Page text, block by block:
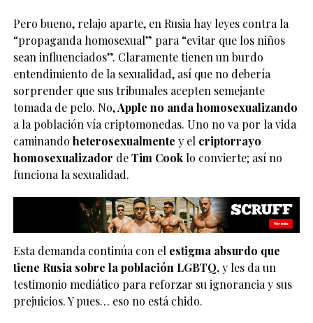
Pero bueno, relajo aparte, en Rusia hay leyes contra la
“propaganda homosexual” para “evitar que los niños
sean influenciados”. Claramente tienen un burdo
entendimiento de la sexualidad, así que no debería
sorprender que sus tribunales acepten semejante
tomada de pelo. No,Apple no anda homosexualizando
a la población vía criptomonedas. Uno no va por la vida
caminando heterosexualmente y el criptorrayo
homosexualizador deTim Cooklo convierte; así no
funciona la sexualidad.
Esta demanda continúa con el estigma absurdo que
tiene Rusia sobre la población LGBTQ,y les da un
testimonio mediático para reforzar su ignorancia y sus
prejuicios. Y pues… eso no está chido.